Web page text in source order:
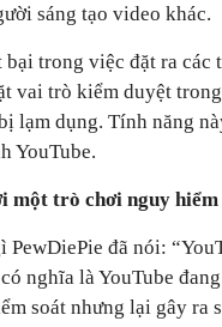
sáng tạo video khác.
bại trong việc đặt ra
vai trò kiểm duyệt
lạm dụng. Tính năng
YouTube.
một trò chơi nguy hiểm
đã nói:
nghĩa là YouTube
soát nhưng lại gây ra